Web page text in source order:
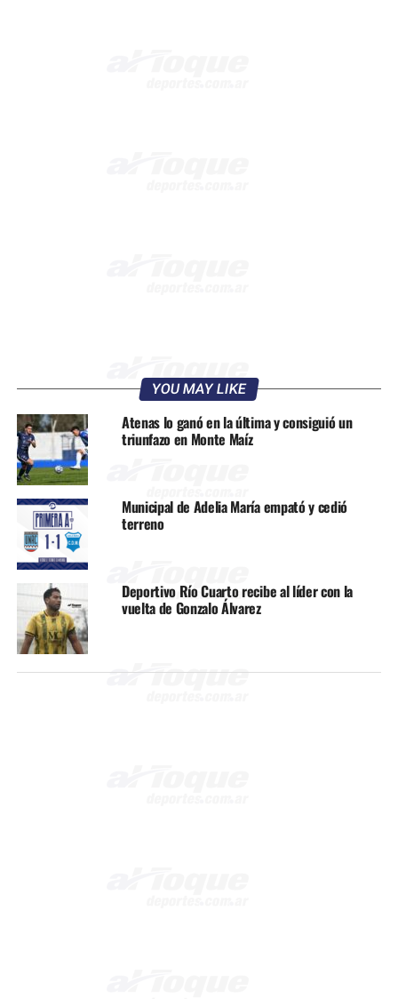
YOU MAY LIKE
Atenas lo ganó en la última y consiguió un
triunfazo en Monte Maíz
Municipal de Adelia María empató y cedió
terreno
Deportivo Río Cuarto recibe al líder con la
vuelta de Gonzalo Álvarez